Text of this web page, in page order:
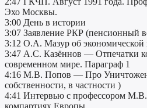
Эхо Москвы.
3:00 День в истории
3:07 Заявление РКР (пенсионный
3:12 О.А. Мазур об экономической
3:47 А.С. Казённов — Отпечатки
современном мире. Параграф 1
4:16 М.В. Попов — Про
собственности, в частности )
4:41 Интервью c профессором